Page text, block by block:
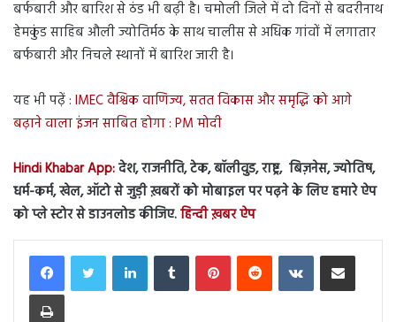
बर्फबारी और बारिश से ठंड भी बढ़ी है। चमोली जिले में दो दिनों से बदरीनाथ
हेमकुंड साहिब औली ज्योतिर्मठ के साथ चालीस से अधिक गांवों में लगातार
बर्फबारी और निचले स्थानों में बारिश जारी है।
यह भी पढ़ें : IMEC वैश्विक वाणिज्य, सतत विकास और समृद्धि को आगे
बढ़ाने वाला इंजन साबित होगा : PM मोदी
Hindi Khabar App:देश, राजनीति, टेक, बॉलीवुड, राष्ट्र, बिज़नेस, ज्योतिष,
धर्म-कर्म, खेल, ऑटो से जुड़ी ख़बरों को मोबाइल पर पढ़ने के लिए हमारे ऐप
को प्ले स्टोर से डाउनलोड कीजिए.हिन्दी ख़बर ऐप
LinkedInTumblr PinterestReddit VKontakteShare via Email
Print